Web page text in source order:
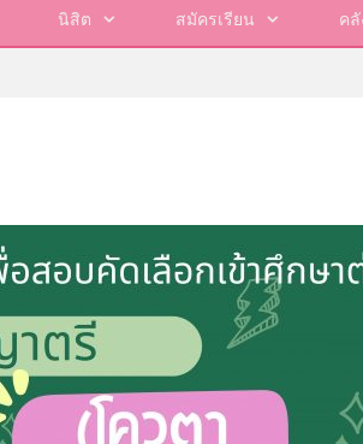
นิสิต สมัครเรียน ค